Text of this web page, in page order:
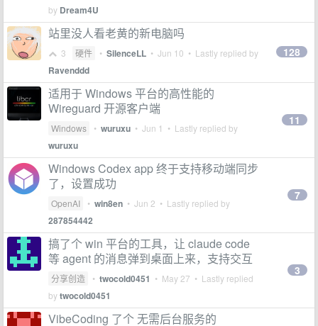
by Dream4U
站里没人看老黄的新电脑吗
3 硬件 • SilenceLL • Jun 10 • Lastly replied by
Ravenddd
128
适用于 Windows 平台的高性能的
Wireguard 开源客户端
Windows • wuruxu • Jun 1 • Lastly replied by
wuruxu
11
Windows Codex app 终于支持移动端同步
了，设置成功
OpenAI • win8en • Jun 2 • Lastly replied by
287854442
7
搞了个 win 平台的工具，让 claude code
等 agent 的消息弹到桌面上来，支持交互
分享创造 • twocold0451 • May 27 • Lastly replied
bytwocold0451
3
VibeCoding 了个 无需后台服务的